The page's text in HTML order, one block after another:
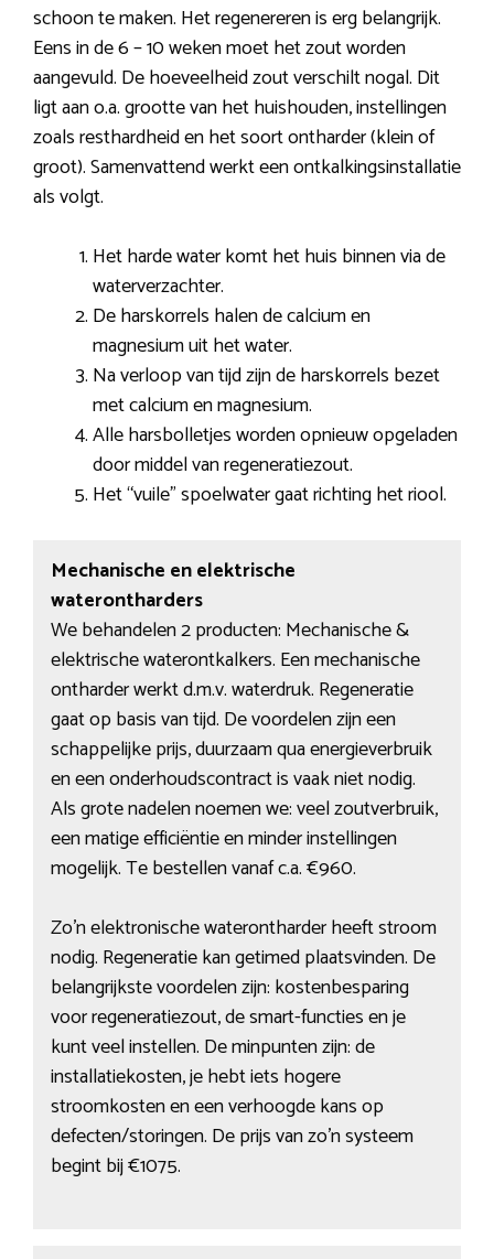
schoon te maken. Het regenereren is erg belangrijk.
Eens in de 6 – 10 weken moet het zout worden
aangevuld. De hoeveelheid zout verschilt nogal. Dit
ligt aan o.a. grootte van het huishouden, instellingen
zoals resthardheid en het soort ontharder (klein of
groot). Samenvattend werkt een ontkalkingsinstallatie
als volgt.
Het harde water komt het huis binnen via de
waterverzachter.
De harskorrels halen de calcium en
magnesium uit het water.
Na verloop van tijd zijn de harskorrels bezet
met calcium en magnesium.
Alle harsbolletjes worden opnieuw opgeladen
door middel van regeneratiezout.
Het “vuile” spoelwater gaat richting het riool.
Mechanische en elektrische
waterontharders
We behandelen 2 producten: Mechanische &
elektrische waterontkalkers. Een mechanische
ontharder werkt d.m.v. waterdruk. Regeneratie
gaat op basis van tijd. De voordelen zijn een
schappelijke prijs, duurzaam qua energieverbruik
en een onderhoudscontract is vaak niet nodig.
Als grote nadelen noemen we: veel zoutverbruik,
een matige efficiëntie en minder instellingen
mogelijk. Te bestellen vanaf c.a. €960.
Zo’n elektronische waterontharder heeft stroom
nodig. Regeneratie kan getimed plaatsvinden. De
belangrijkste voordelen zijn: kostenbesparing
voor regeneratiezout, de smart-functies en je
kunt veel instellen. De minpunten zijn: de
installatiekosten, je hebt iets hogere
stroomkosten en een verhoogde kans op
defecten/storingen. De prijs van zo’n systeem
begint bij €1075.